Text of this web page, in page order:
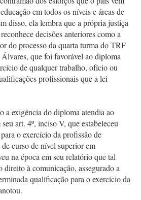
em todos os níveis e áreas de
disso, ela lembra que a própria justiça
decisões anteriores como a
do processo da quarta turma do TRF
que foi favorável ao diploma
de qualquer trabalho, ofício ou
profissionais que a lei
a exigência do diploma atendia ao
art. 4º, inciso V, que estabeleceu
o exercício da profissão de
curso de nível superior em
na época em seu relatório que tal
direito à comunicação, assegurado a
qualificação para o exercício da